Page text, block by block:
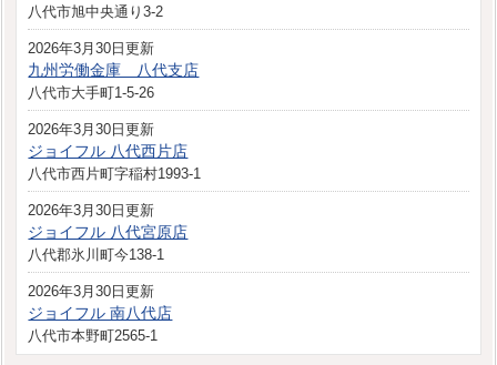
八代市旭中央通り3-2
2026年3月30日更新
九州労働金庫 八代支店
八代市大手町1-5-26
2026年3月30日更新
ジョイフル 八代西片店
八代市西片町字稲村1993-1
2026年3月30日更新
ジョイフル 八代宮原店
八代郡氷川町今138-1
2026年3月30日更新
ジョイフル 南八代店
八代市本野町2565-1